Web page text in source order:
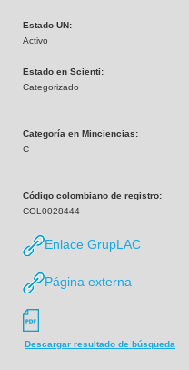
Estado UN:
Activo
Estado en Scienti:
Categorizado
Categoría en Minciencias:
C
Código colombiano de registro:
COL0028444
Enlace GrupLAC
Página externa
Descargar resultado de búsqueda